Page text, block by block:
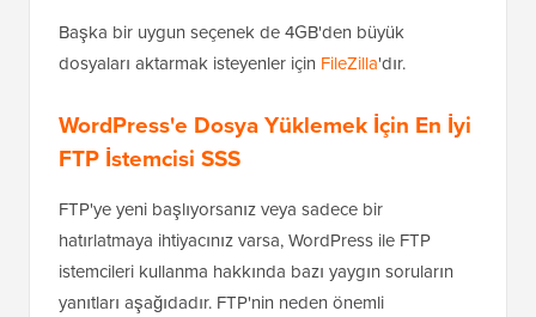
Başka bir uygun seçenek de 4GB'den büyük
dosyaları aktarmak isteyenler için FileZilla'dır.
WordPress'e Dosya Yüklemek İçin En İyi
FTP İstemcisi SSS
FTP'ye yeni başlıyorsanız veya sadece bir
hatırlatmaya ihtiyacınız varsa, WordPress ile FTP
istemcileri kullanma hakkında bazı yaygın soruların
yanıtları aşağıdadır. FTP'nin neden önemli